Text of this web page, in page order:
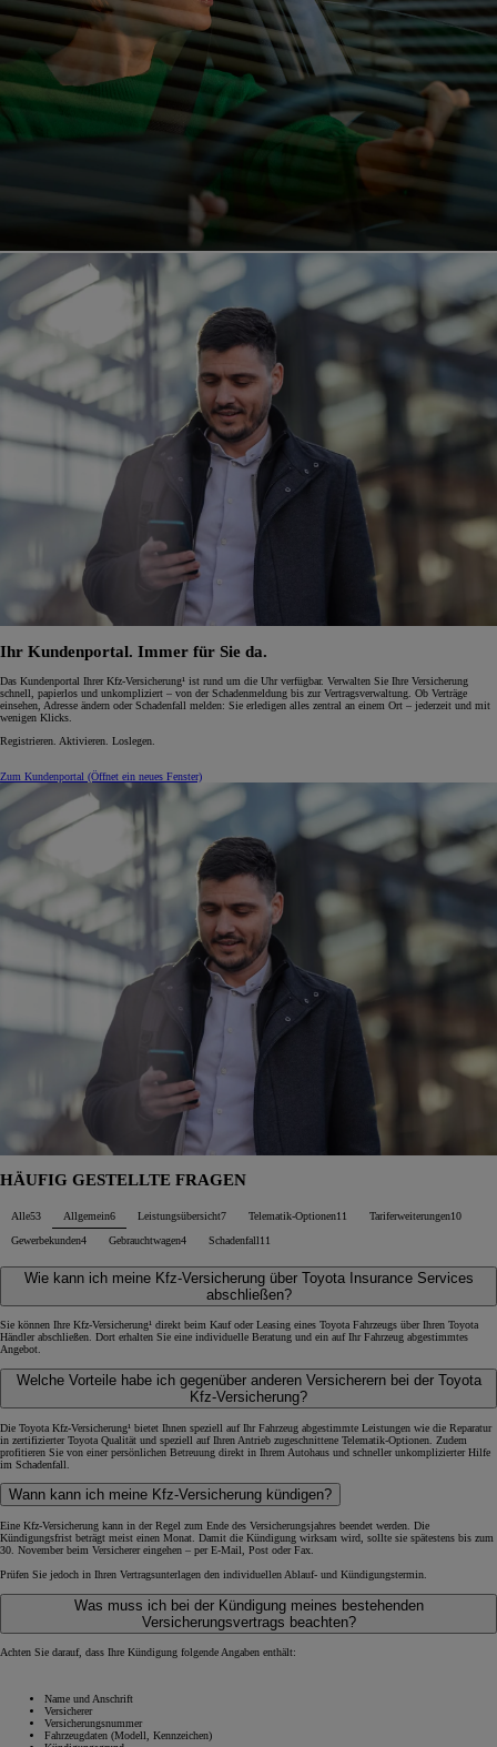
Ihr Kundenportal. Immer für Sie da.
Das Kundenportal Ihrer Kfz-Versicherung¹ ist rund um die Uhr verfügbar. Verwalten Sie Ihre Versicherung
schnell, papierlos und unkompliziert – von der Schadenmeldung bis zur Vertragsverwaltung. Ob Verträge
einsehen, Adresse ändern oder Schadenfall melden: Sie erledigen alles zentral an einem Ort – jederzeit und mit
wenigen Klicks.
Registrieren. Aktivieren. Loslegen.
Zum Kundenportal (Öffnet ein neues Fenster)
HÄUFIG GESTELLTE FRAGEN
Alle53 Allgemein6 Leistungsübersicht7 Telematik-Optionen11 Tariferweiterungen10
Gewerbekunden4 Gebrauchtwagen4 Schadenfall11
Wie kann ich meine Kfz-Versicherung über Toyota Insurance Services
abschließen?
Sie können Ihre Kfz-Versicherung¹ direkt beim Kauf oder Leasing eines Toyota Fahrzeugs über Ihren Toyota
Händler abschließen. Dort erhalten Sie eine individuelle Beratung und ein auf Ihr Fahrzeug abgestimmtes
Angebot.
Welche Vorteile habe ich gegenüber anderen Versicherern bei der Toyota
Kfz-Versicherung?
Die Toyota Kfz-Versicherung¹ bietet Ihnen speziell auf Ihr Fahrzeug abgestimmte Leistungen wie die Reparatur
in zertifizierter Toyota Qualität und speziell auf Ihren Antrieb zugeschnittene Telematik-Optionen. Zudem
profitieren Sie von einer persönlichen Betreuung direkt in Ihrem Autohaus und schneller unkomplizierter Hilfe
im Schadenfall.
Wann kann ich meine Kfz-Versicherung kündigen?
Eine Kfz-Versicherung kann in der Regel zum Ende des Versicherungsjahres beendet werden. Die
Kündigungsfrist beträgt meist einen Monat. Damit die Kündigung wirksam wird, sollte sie spätestens bis zum
30. November beim Versicherer eingehen – per E-Mail, Post oder Fax.
Prüfen Sie jedoch in Ihren Vertragsunterlagen den individuellen Ablauf- und Kündigungstermin.
Was muss ich bei der Kündigung meines bestehenden
Versicherungsvertrags beachten?
Achten Sie darauf, dass Ihre Kündigung folgende Angaben enthält:
Name und Anschrift
Versicherer
Versicherungsnummer
Fahrzeugdaten (Modell, Kennzeichen)